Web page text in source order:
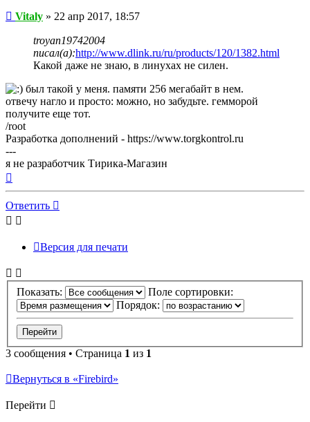
Сообщение
Vitaly » 22 апр 2017, 18:57
troyan19742004
писал(а):http://www.dlink.ru/ru/products/120/1382.html
Какой даже не знаю, в линухах не силен.
был такой у меня. памяти 256 мегабайт в нем.
отвечу нагло и просто: можно, но забудьте. гемморой
получите еще тот.
/root
Разработка дополнений - https://www.torgkontrol.ru
---
я не разработчик Тирика-Магазин
началу
Ответить
Версия для печати
Показать:
Поле сортировки:
Порядок:
3 сообщения • Страница 1 из 1
Вернуться в «Firebird»
Перейти